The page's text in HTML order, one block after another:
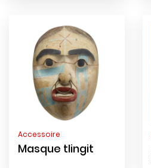
Accessoire
Masque tlingit